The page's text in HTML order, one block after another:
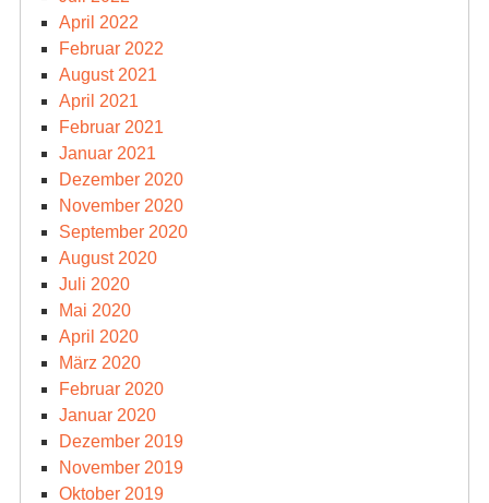
April 2022
Februar 2022
August 2021
April 2021
Februar 2021
Januar 2021
Dezember 2020
November 2020
September 2020
August 2020
Juli 2020
Mai 2020
April 2020
März 2020
Februar 2020
Januar 2020
Dezember 2019
November 2019
Oktober 2019